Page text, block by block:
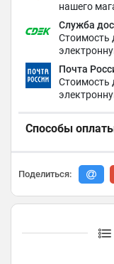
нашего
Служба
Стоимость
Почта
Стоимость
Способы
Поделиться: